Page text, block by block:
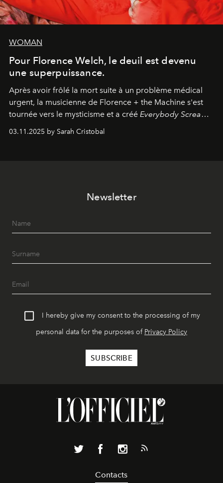
WOMAN
Pour Florence Welch, le deuil est devenu
une superpuissance.
Après avoir frôlé la mort suite à un problème médical
urgent, la musicienne de Florence + the Machine s'est
tournée vers le mysticisme et a créé Everybody Scream
l'un de ses albums les plus profonds à ce jour.
03.11.2025 by Sarah Cristobal
Newsletter
I hereby give my consent to the processing of my
personal data for the purposes of Privacy Policy
Contacts